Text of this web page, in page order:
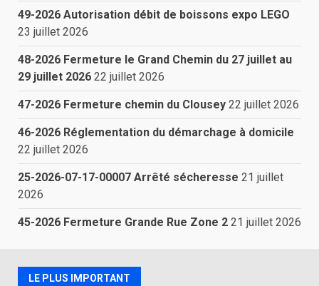
49-2026 Autorisation débit de boissons expo LEGO
23 juillet 2026
48-2026 Fermeture le Grand Chemin du 27 juillet au
29 juillet 2026 22 juillet 2026
47-2026 Fermeture chemin du Clousey 22 juillet 2026
46-2026 Réglementation du démarchage à domicile
22 juillet 2026
25-2026-07-17-00007 Arrêté sécheresse 21 juillet
2026
45-2026 Fermeture Grande Rue Zone 2 21 juillet 2026
LE PLUS IMPORTANT